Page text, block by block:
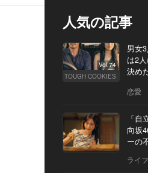
人気の記事
Vol.74
TOUGH COOKIES
男女
は2
決め
恋愛
「
向坂
ーの
ライ